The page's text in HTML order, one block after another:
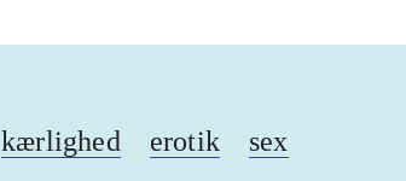
kærlighed erotik sex